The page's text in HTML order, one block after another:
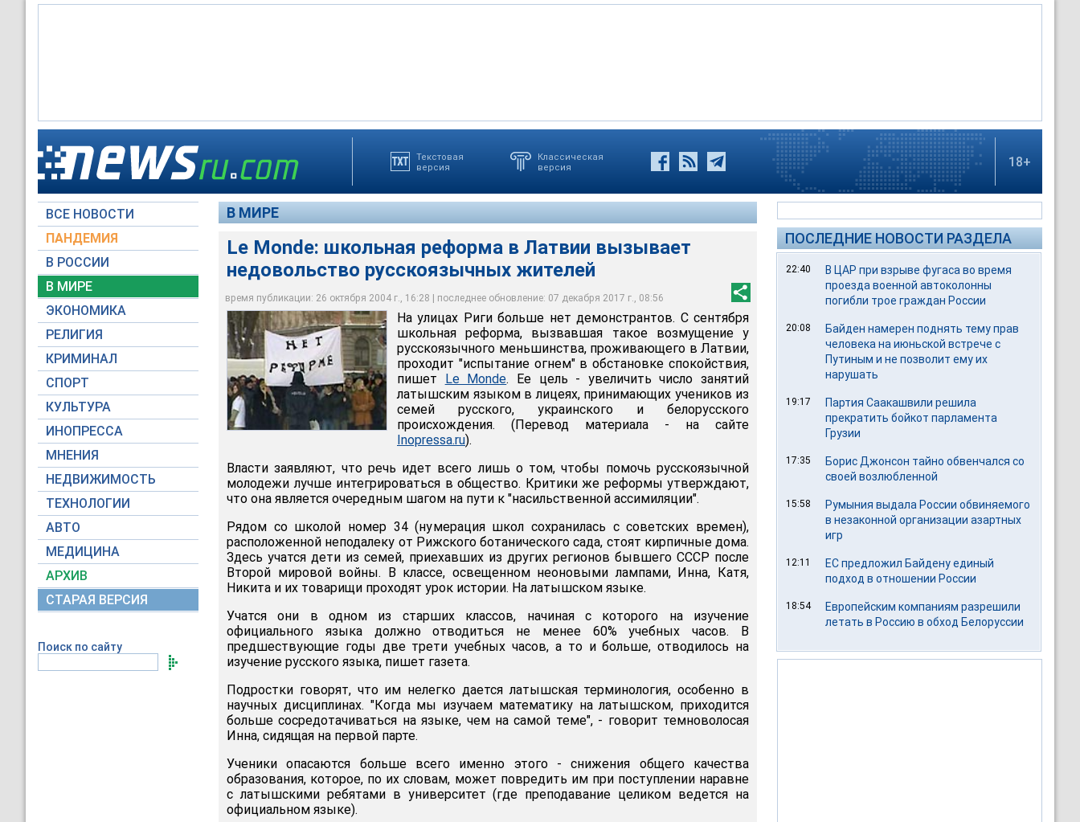
Текстовая
версия
Классическая
версия
18+
ВСЕ НОВОСТИ
ПАНДЕМИЯ
В РОССИИ
В МИРЕ
ЭКОНОМИКА
РЕЛИГИЯ
КРИМИНАЛ
СПОРТ
КУЛЬТУРА
ИНОПРЕССА
МНЕНИЯ
НЕДВИЖИМОСТЬ
ТЕХНОЛОГИИ
АВТО
МЕДИЦИНА
АРХИВ
СТАРАЯ ВЕРСИЯ
Поиск по сайту
В МИРЕ
Le Monde: школьная реформа в Латвии вызывает
недовольство русскоязычных жителей
время публикации: 26 октября 2004 г., 16:28 | последнее обновление: 07 декабря 2017 г., 08:56
Le Monde: школьная реформа в Латвии вызывает недовольство русскоязычных
жителей
Архив NEWSru.com
На улицах Риги больше нет демонстрантов. С сентября
школьная реформа, вызвавшая такое возмущение у
русскоязычного меньшинства, проживающего в Латвии,
проходит "испытание огнем" в обстановке спокойствия,
пишет Le Monde. Ее цель - увеличить число занятий
латышским языком в лицеях, принимающих учеников из
семей русского, украинского и белорусского
происхождения. (Перевод материала - на сайте
Inopressa.ru).
Власти заявляют, что речь идет всего лишь о том, чтобы помочь русскоязычной
молодежи лучше интегрироваться в общество. Критики же реформы утверждают,
что она является очередным шагом на пути к "насильственной ассимиляции".
Рядом со школой номер 34 (нумерация школ сохранилась с советских времен),
расположенной неподалеку от Рижского ботанического сада, стоят кирпичные дома.
Здесь учатся дети из семей, приехавших из других регионов бывшего СССР после
Второй мировой войны. В классе, освещенном неоновыми лампами, Инна, Катя,
Никита и их товарищи проходят урок истории. На латышском языке.
Учатся они в одном из старших классов, начиная с которого на изучение
официального языка должно отводиться не менее 60% учебных часов. В
предшествующие годы две трети учебных часов, а то и больше, отводилось на
изучение русского языка, пишет газета.
Подростки говорят, что им нелегко дается латышская терминология, особенно в
научных дисциплинах. "Когда мы изучаем математику на латышском, приходится
больше сосредотачиваться на языке, чем на самой теме", - говорит темноволосая
Инна, сидящая на первой парте.
Ученики опасаются больше всего именно этого - снижения общего качества
образования, которое, по их словам, может повредить им при поступлении наравне
с латышскими ребятами в университет (где преподавание целиком ведется на
официальном языке).
ПОСЛЕДНИЕ НОВОСТИ РАЗДЕЛА
22:40
В ЦАР при взрыве фугаса во время
проезда военной автоколонны
погибли трое граждан России
20:08
Байден намерен поднять тему прав
человека на июньской встрече с
Путиным и не позволит ему их
нарушать
19:17
Партия Саакашвили решила
прекратить бойкот парламента
Грузии
17:35
Борис Джонсон тайно обвенчался со
своей возлюбленной
15:58
Румыния выдала России обвиняемого
в незаконной организации азартных
игр
12:11
ЕС предложил Байдену единый
подход в отношении России
18:54
Европейским компаниям разрешили
летать в Россию в обход Белоруссии